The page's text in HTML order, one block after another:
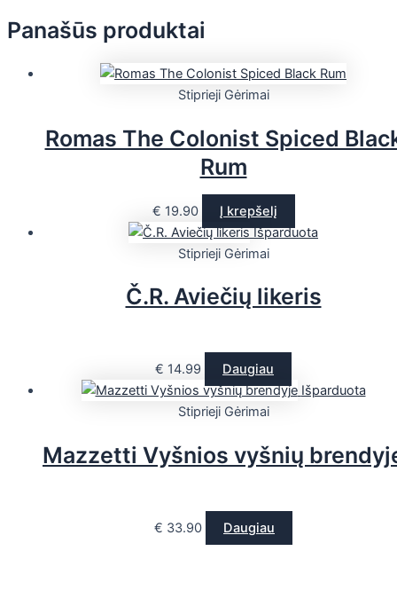
Panašūs produktai
Stiprieji Gėrimai
Romas The Colonist Spiced
Rum
€ 19.90
Į krepšelį
Išparduota
Stiprieji Gėrimai
Č.R. Aviečių likeris
€ 14.99
Daugiau
Išparduota
Stiprieji Gėrimai
Mazzetti Vyšnios vyšnių
€ 33.90 Daugiau